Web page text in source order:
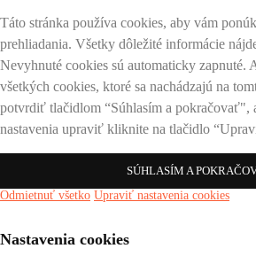
Táto stránka používa cookies, aby vám
prehliadania. Všetky dôležité informácie
Nevyhnuté cookies sú automaticky zapnuté.
všetkých cookies, ktoré sa nachádzajú na
potvrdiť tlačidlom “Súhlasím a pokračovať",
nastavenia upraviť kliknite na tlačidlo
SÚHLASÍM A
Odmietnuť všetko Upraviť nastavenia cookies
Nastavenia cookies